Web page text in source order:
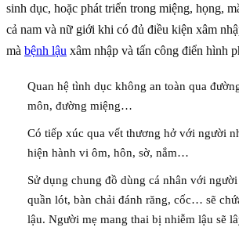
sinh dục, hoặc phát triển trong miệng, họng,
cả nam và nữ giới khi có đủ điều kiện xâm
mà bệnh lậu xâm nhập và tấn công điển hình
Quan hệ tình dục không an toàn qua
môn, đường miệng…
Có tiếp xúc qua vết thương hở với người
hiện hành vi ôm, hôn, sờ, nắm…
Sử dụng chung đồ dùng cá nhân với người
quần lót, bàn chải đánh răng, cốc… sẽ
lậu. Người mẹ mang thai bị nhiễm lậu sẽ